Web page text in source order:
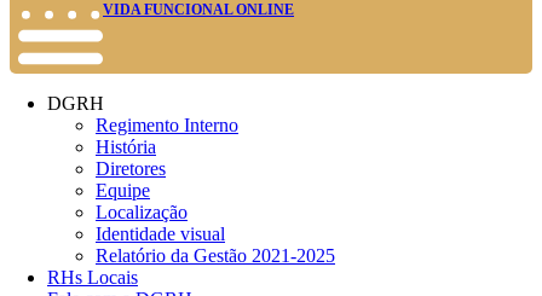
VIDA FUNCIONAL ONLINE
DGRH
Regimento Interno
História
Diretores
Equipe
Localização
Identidade visual
Relatório da Gestão 2021-2025
RHs Locais